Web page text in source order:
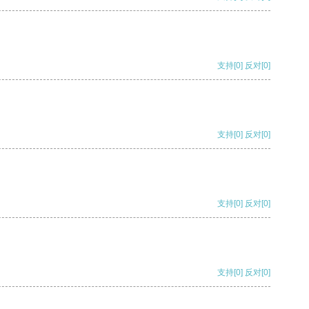
支持[0] 反对[0]
支持[0] 反对[0]
支持[0] 反对[0]
支持[0] 反对[0]